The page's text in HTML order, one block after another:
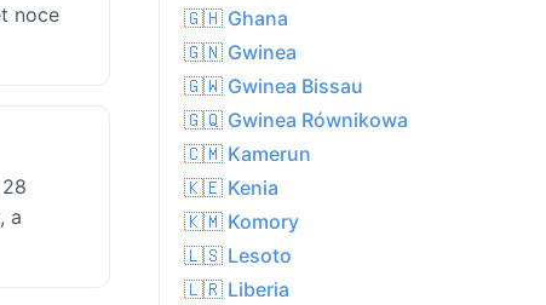
noce
a
🇬🇭 Ghana
🇬🇳 Gwinea
🇬🇼 Gwinea Bissau
🇬🇶 Gwinea Równikowa
🇨🇲 Kamerun
🇰🇪 Kenia
🇰🇲 Komory
🇱🇸 Lesoto
🇱🇷 Liberia